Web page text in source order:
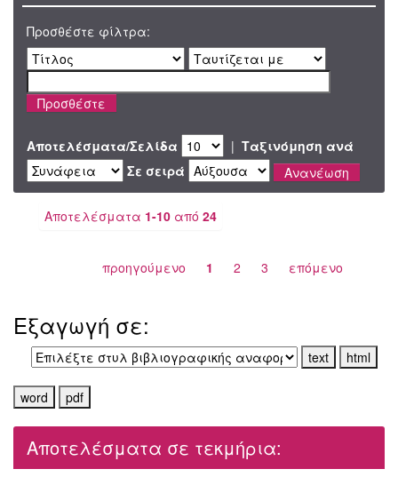
Προσθέστε φίλτρα:
Αποτελέσματα/Σελίδα | Ταξινόμηση ανά
Σε σειρά
Αποτελέσματα 1-10 από 24
προηγούμενο 1 2 3 επόμενο
Εξαγωγή σε:
Αποτελέσματα σε τεκμήρια: